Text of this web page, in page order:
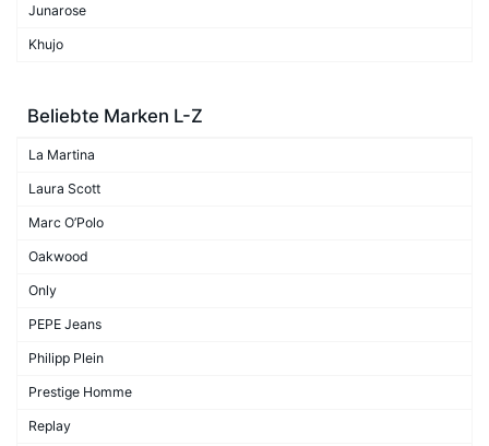
Junarose
Khujo
Beliebte Marken L-Z
La Martina
Laura Scott
Marc O’Polo
Oakwood
Only
PEPE Jeans
Philipp Plein
Prestige Homme
Replay